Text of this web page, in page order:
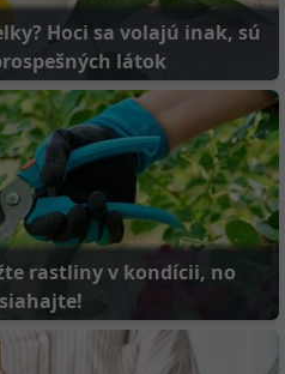
Hoci sa volajú inak, sú
látok
rastliny v kondícii, no